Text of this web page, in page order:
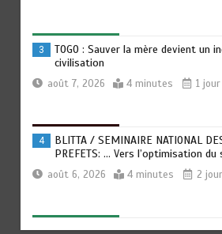
3
TOGO : Sauver la mère devient un
civilisation
août 7, 2026 4 minutes 1 jour
4
BLITTA / SEMINAIRE NATIONAL
PREFETS: … Vers l’optimisation du
août 6, 2026 4 minutes 2
5
RECHERCHE ET INNOVATION: Le